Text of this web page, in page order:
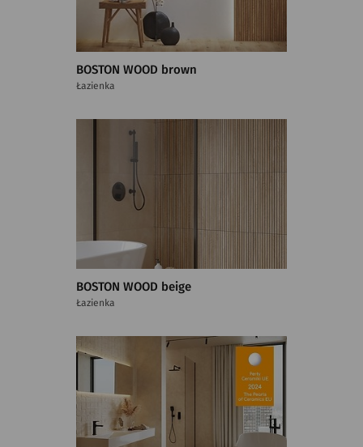
BOSTON WOOD brown
Łazienka
BOSTON WOOD beige
Łazienka